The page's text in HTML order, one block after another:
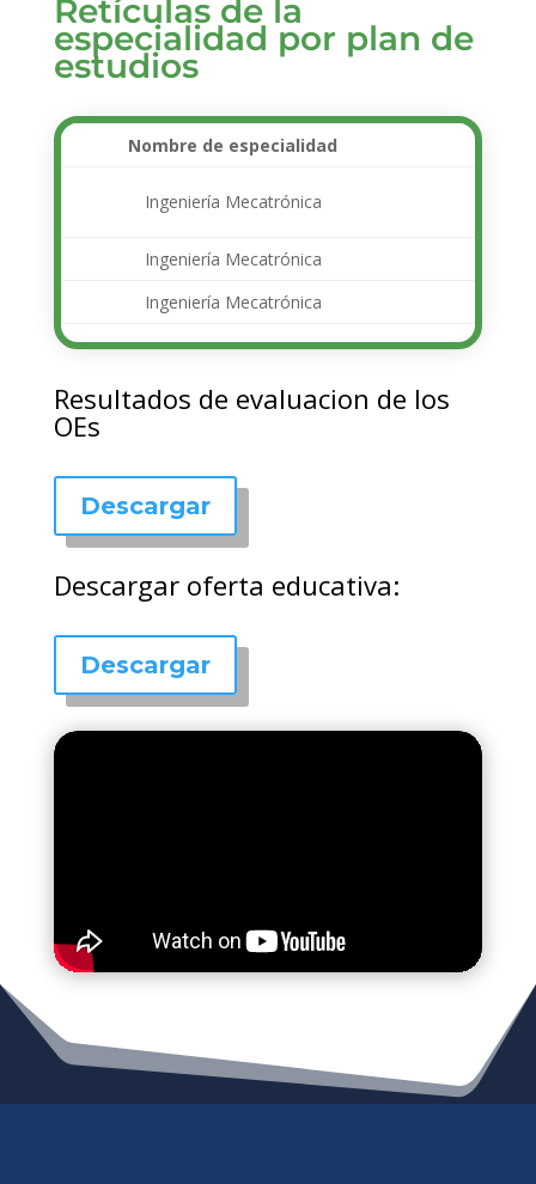
Retículas de la
especialidad por plan de
estudios
Nombre de especialidad
Ingeniería Mecatrónica
Ingeniería Mecatrónica
Ingeniería Mecatrónica
Resultados de evaluacion de los
OEs
Descargar
Descargar oferta educativa:
Descargar